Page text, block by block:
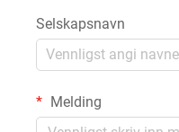
Selskapsnavn
Melding